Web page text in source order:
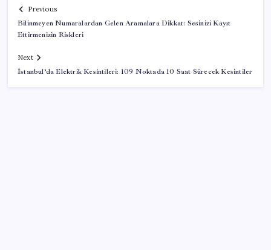
Previous
Bilinmeyen Numaralardan Gelen Aramalara Dikkat: Sesinizi Kayıt
Ettirmenizin Riskleri
Next
İstanbul’da Elektrik Kesintileri: 109 Noktada 10 Saat Sürecek Kesintiler